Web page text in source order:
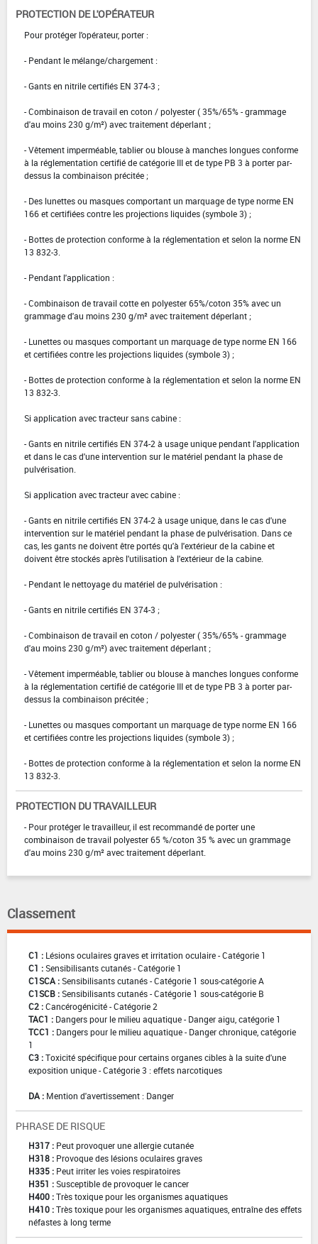
PROTECTION DE L'OPÉRATEUR
Pour protéger l'opérateur, porter :
- Pendant le mélange/chargement :
- Gants en nitrile certifiés EN 374-3 ;
- Combinaison de travail en coton / polyester ( 35%/65% - grammage
d'au moins 230 g/m²) avec traitement déperlant ;
- Vêtement imperméable, tablier ou blouse à manches longues conforme
à la réglementation certifié de catégorie III et de type PB 3 à porter par-
dessus la combinaison précitée ;
- Des lunettes ou masques comportant un marquage de type norme EN
166 et certifiées contre les projections liquides (symbole 3) ;
- Bottes de protection conforme à la réglementation et selon la norme EN
13 832-3.
- Pendant l'application :
- Combinaison de travail cotte en polyester 65%/coton 35% avec un
grammage d'au moins 230 g/m² avec traitement déperlant ;
- Lunettes ou masques comportant un marquage de type norme EN 166
et certifiées contre les projections liquides (symbole 3) ;
- Bottes de protection conforme à la réglementation et selon la norme EN
13 832-3.
Si application avec tracteur sans cabine :
- Gants en nitrile certifiés EN 374-2 à usage unique pendant l'application
et dans le cas d'une intervention sur le matériel pendant la phase de
pulvérisation.
Si application avec tracteur avec cabine :
- Gants en nitrile certifiés EN 374-2 à usage unique, dans le cas d'une
intervention sur le matériel pendant la phase de pulvérisation. Dans ce
cas, les gants ne doivent être portés qu'à l'extérieur de la cabine et
doivent être stockés après l'utilisation à l'extérieur de la cabine.
- Pendant le nettoyage du matériel de pulvérisation :
- Gants en nitrile certifiés EN 374-3 ;
- Combinaison de travail en coton / polyester ( 35%/65% - grammage
d'au moins 230 g/m²) avec traitement déperlant ;
- Vêtement imperméable, tablier ou blouse à manches longues conforme
à la réglementation certifié de catégorie III et de type PB 3 à porter par-
dessus la combinaison précitée ;
- Lunettes ou masques comportant un marquage de type norme EN 166
et certifiées contre les projections liquides (symbole 3) ;
- Bottes de protection conforme à la réglementation et selon la norme EN
13 832-3.
PROTECTION DU TRAVAILLEUR
- Pour protéger le travailleur, il est recommandé de porter une
combinaison de travail polyester 65 %/coton 35 % avec un grammage
d'au moins 230 g/m² avec traitement déperlant.
Classement
C1 : Lésions oculaires graves et irritation oculaire - Catégorie 1
C1 :Sensibilisants cutanés - Catégorie 1
C1SCA :Sensibilisants cutanés - Catégorie 1 sous-catégorie A
C1SCB :Sensibilisants cutanés - Catégorie 1 sous-catégorie B
C2 :Cancérogénicité - Catégorie 2
TAC1 : Dangers pour le milieu aquatique - Danger aigu, catégorie 1
TCC1 : Dangers pour le milieu aquatique - Danger chronique, catégorie
1
C3 :Toxicité spécifique pour certains organes cibles à la suite d'une
exposition unique - Catégorie 3 : effets narcotiques
DA : Mention d'avertissement : Danger
PHRASE DE RISQUE
H317 : Peut provoquer une allergie cutanée
H318 : Provoque des lésions oculaires graves
H335 : Peut irriter les voies respiratoires
H351 :Susceptible de provoquer le cancer
H400 :Très toxique pour les organismes aquatiques
H410 :Très toxique pour les organismes aquatiques, entraîne des effets
néfastes à long terme